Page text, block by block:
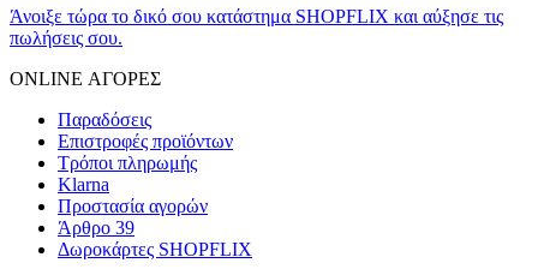
Άνοιξε τώρα το δικό σου κατάστημα SHOPFLIX και αύξησε τις
πωλήσεις σου.
ONLINE ΑΓΟΡΕΣ
Παραδόσεις
Επιστροφές προϊόντων
Τρόποι πληρωμής
Klarna
Προστασία αγορών
Άρθρο 39
Δωροκάρτες SHOPFLIX